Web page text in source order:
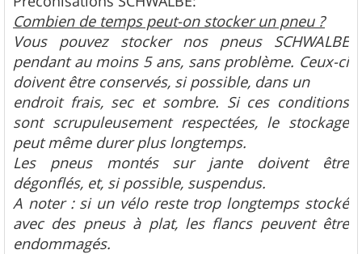
s
a
g
e
Combien de temps peut-on stocker un pneu ?
Vous pouvez stocker nos pneus SCHWALBE
pendant au moins 5 ans, sans problème. Ceux-ci
doivent être conservés, si possible, dans un
endroit frais, sec et sombre. Si ces conditions
sont scrupuleusement respectées, le stockage
peut même durer plus longtemps.
Les pneus montés sur jante doivent être
dégonflés, et, si possible, suspendus.
A noter : si un vélo reste trop longtemps stocké
avec des pneus à plat, les flancs peuvent être
endommagés.